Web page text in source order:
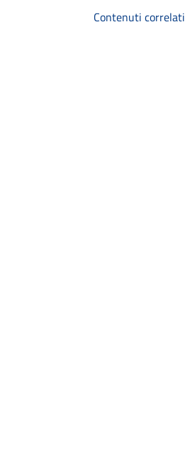
Contenuti correlati